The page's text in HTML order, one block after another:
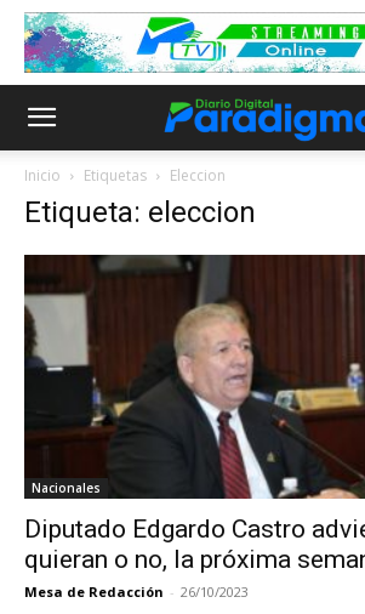
Inicio Etiquetas Eleccion
Etiqueta: eleccion
Nacionales
Diputado Edgardo Castro
quieran o no, la próxima
Mesa de Redacción - 26/10/2023